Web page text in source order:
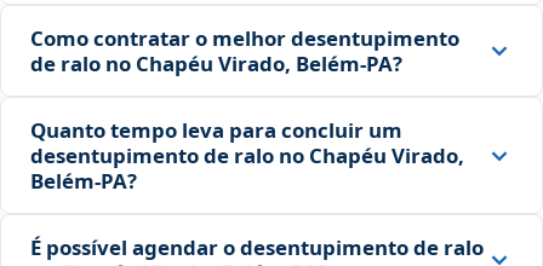
Como contratar o melhor desentupimento
de ralo no Chapéu Virado, Belém‑PA?
Quanto tempo leva para concluir um
desentupimento de ralo no Chapéu Virado,
Belém‑PA?
É possível agendar o desentupimento de ralo